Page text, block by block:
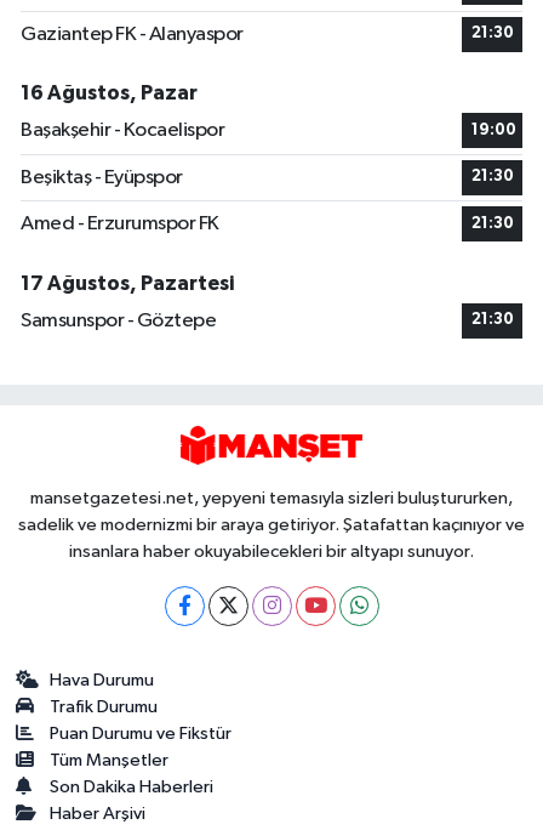
Gaziantep FK - Alanyaspor 21:30
16 Ağustos, Pazar
Başakşehir - Kocaelispor
19:00
Beşiktaş - Eyüpspor 21:30
Amed - Erzurumspor FK 21:30
17 Ağustos, Pazartesi
Samsunspor - Göztepe
21:30
mansetgazetesi.net, yepyeni temasıyla sizleri buluştururken,
sadelik ve modernizmi bir araya getiriyor. Şatafattan kaçınıyor ve
insanlara haber okuyabilecekleri bir altyapı sunuyor.
Hava Durumu
Trafik Durumu
Puan Durumu ve Fikstür
Tüm Manşetler
Son Dakika Haberleri
Haber Arşivi